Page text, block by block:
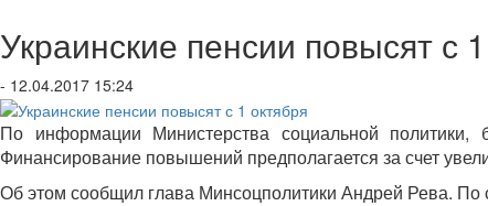
Украинские пенсии повысят с
- 12.04.2017 15:24
По информации Министерства социальной
Финансирование повышений предполагается за счет
Об этом сообщил глава Минсоцполитики Андрей Рева. По